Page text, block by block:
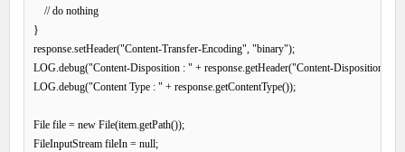
    // do nothing
}
response.setHeader("Content-Transfer-Encoding", "binary");
LOG.debug("Content-Disposition : " + response.getHeader("Content-Disposition"));
LOG.debug("Content Type : " + response.getContentType());
File file = new File(item.getPath());
FileInputStream fileIn = null;